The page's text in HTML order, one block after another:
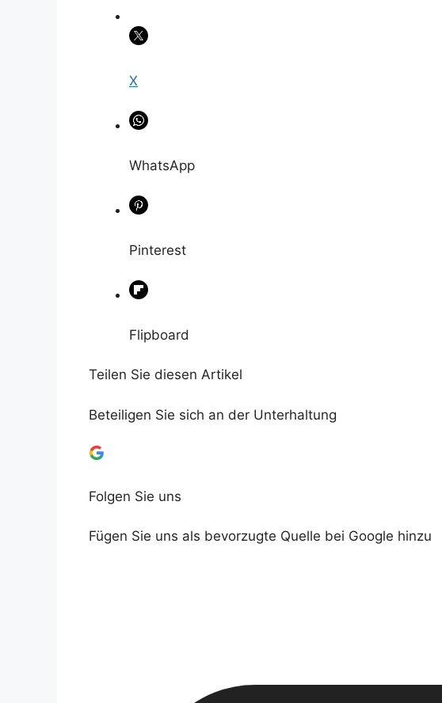
X
WhatsApp
Pinterest
Flipboard
Teilen Sie diesen Artikel
Beteiligen Sie sich an der Unterhaltung
Folgen Sie uns
Fügen Sie uns als bevorzugte Quelle bei Google hinzu